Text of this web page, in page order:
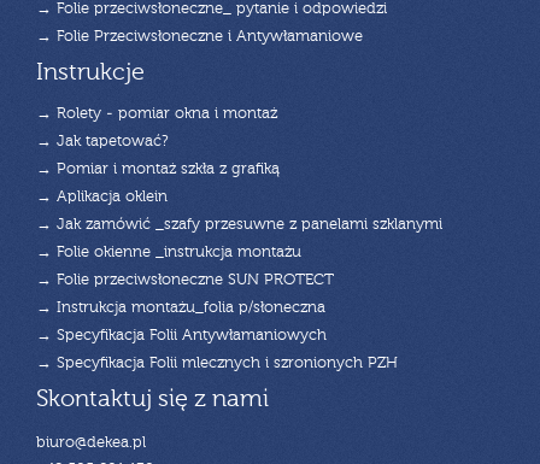
→ Folie przeciwsłoneczne_ pytanie i odpowiedzi
→ Folie Przeciwsłoneczne i Antywłamaniowe
Instrukcje
→ Rolety - pomiar okna i montaż
→ Jak tapetować?
→ Pomiar i montaż szkła z grafiką
→ Aplikacja oklein
→ Jak zamówić _szafy przesuwne z panelami szklanymi
→ Folie okienne _instrukcja montażu
→ Folie przeciwsłoneczne SUN PROTECT
→ Instrukcja montażu_folia p/słoneczna
→ Specyfikacja Folii Antywłamaniowych
→ Specyfikacja Folii mlecznych i szronionych PZH
Skontaktuj się z nami
biuro@dekea.pl